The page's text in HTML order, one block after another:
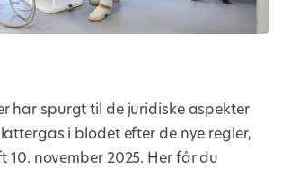
har spurgt til de juridiske aspekter
i blodet efter de nye regler,
10. november 2025. Her får du